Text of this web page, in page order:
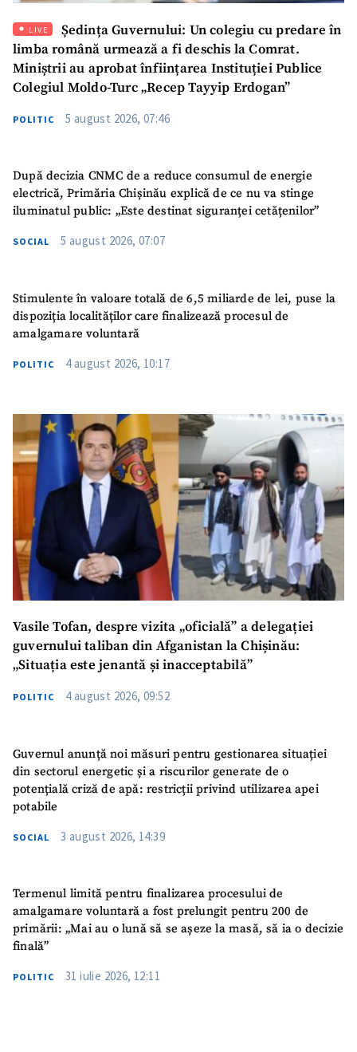
SUSȚINE
LIVE
Ședința Guvernului: Un colegiu cu predare în
limba română urmează a fi deschis la Comrat.
Miniștrii au aprobat înființarea Instituției Publice
Colegiul Moldo-Turc „Recep Tayyip Erdogan”
POLITIC 5 august 2026, 07:46
După decizia CNMC de a reduce consumul de energie
electrică, Primăria Chișinău explică de ce nu va stinge
iluminatul public: „Este destinat siguranței cetățenilor”
SOCIAL 5 august 2026, 07:07
Stimulente în valoare totală de 6,5 miliarde de lei, puse la
dispoziția localităților care finalizează procesul de
amalgamare voluntară
POLITIC 4 august 2026, 10:17
Vasile Tofan, despre vizita „oficială” a delegației
guvernului taliban din Afganistan la Chișinău:
„Situația este jenantă și inacceptabilă”
POLITIC 4 august 2026, 09:52
Guvernul anunță noi măsuri pentru gestionarea situației
din sectorul energetic și a riscurilor generate de o
potențială criză de apă: restricții privind utilizarea apei
potabile
SOCIAL 3 august 2026, 14:39
Termenul limită pentru finalizarea procesului de
amalgamare voluntară a fost prelungit pentru 200 de
primării: „Mai au o lună să se așeze la masă, să ia o decizie
finală”
POLITIC 31 iulie 2026, 12:11
Mesajul știrei
+ Mesajul știrei
CONTACT SURSĂ
Sursă anonimă
Email+ Emailul meu
Telefon
+ Telefon personal
acord cupolitica de
confidențialitate.